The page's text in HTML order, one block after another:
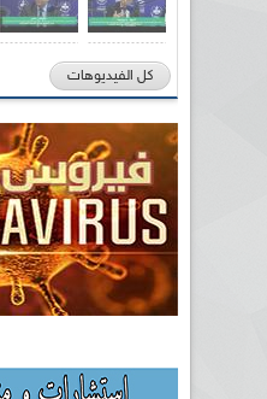
كل الفيديوهات